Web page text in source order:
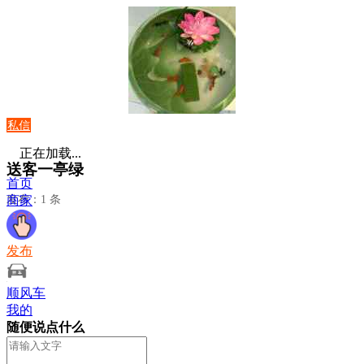
私信
送客一亭绿
发布：1 条
正在加载...
首页
商家
发布
顺风车
我的
随便说点什么